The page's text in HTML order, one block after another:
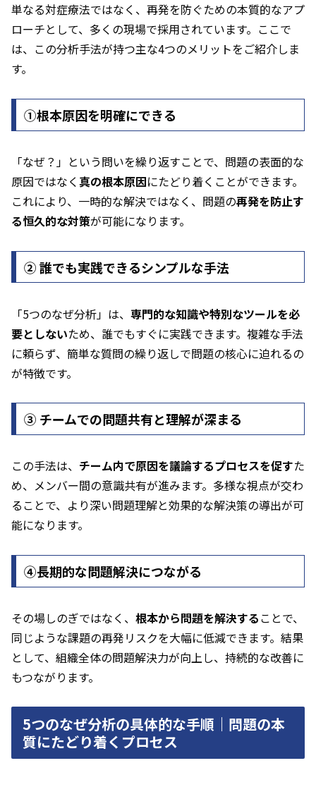
単なる対症療法ではなく、再発を防ぐための本質的なアプ
ローチとして、多くの現場で採用されています。ここで
は、この分析手法が持つ主な4つのメリットをご紹介しま
す。
①根本原因を明確にできる
「なぜ？」という問いを繰り返すことで、問題の表面的な
原因ではなく真の根本原因にたどり着くことができます。
これにより、一時的な解決ではなく、問題の再発を防止す
る恒久的な対策が可能になります。
② 誰でも実践できるシンプルな手法
「5つのなぜ分析」は、 専門的な知識や特別なツールを必
要としないため、誰でもすぐに実践できます。複雑な手法
に頼らず、簡単な質問の繰り返しで問題の核心に迫れるの
が特徴です。
➂ チームでの問題共有と理解が深まる
この手法は、 チーム内で原因を議論するプロセスを促すた
め、メンバー間の意識共有が進みます。多様な視点が交わ
ることで、より深い問題理解と効果的な解決策の導出が可
能になります。
④長期的な問題解決につながる
その場しのぎではなく、 根本から問題を解決することで、
同じような課題の再発リスクを大幅に低減できます。結果
として、組織全体の問題解決力が向上し、持続的な改善に
もつながります。
5つのなぜ分析の具体的な手順｜問題の本
質にたどり着くプロセス